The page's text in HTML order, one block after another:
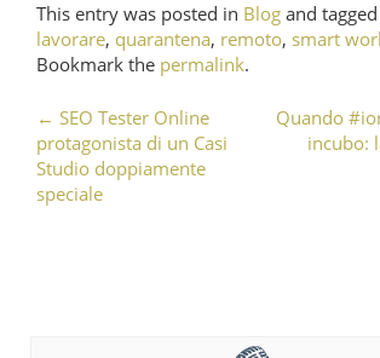
This entry was posted in Blog and tagged
lavorare, quarantena, remoto, smart
Bookmark the permalink.
Post navigation
← SEO Tester Online
protagonista di un Casi
Studio doppiamente
speciale
Quando
incubo: